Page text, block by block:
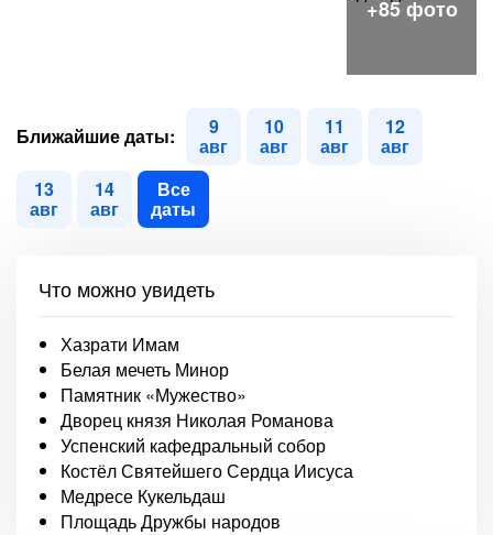
Ближайшие даты: 9
авг
10
авг
11
авг
12
авг
13
авг
14
авг
Все
даты
Что можно увидеть
Хазрати Имам
Белая мечеть Минор
Памятник «Мужество»
Дворец князя Николая Романова
Успенский кафедральный собор
Костёл Святейшего Сердца Иисуса
Медресе Кукельдаш
Площадь Дружбы народов